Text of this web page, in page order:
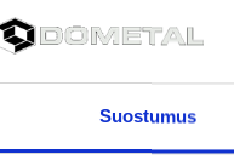
Suostumus